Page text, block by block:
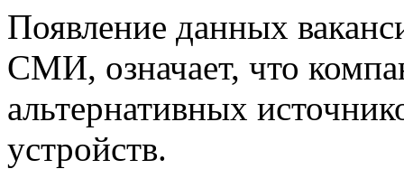
Появление данных
СМИ, означает, что
альтернативных
устройств.